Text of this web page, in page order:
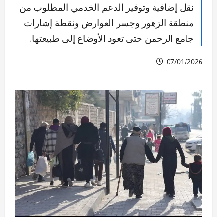
نقل إضافية وتوفير الدعم الخدمي المطلوب من
منطقة الزهور وجسر العوارض ونقطة إشارات
جامع الرحمن حتى تعود الأوضاع إلى طبيعتها.
07/01/2026